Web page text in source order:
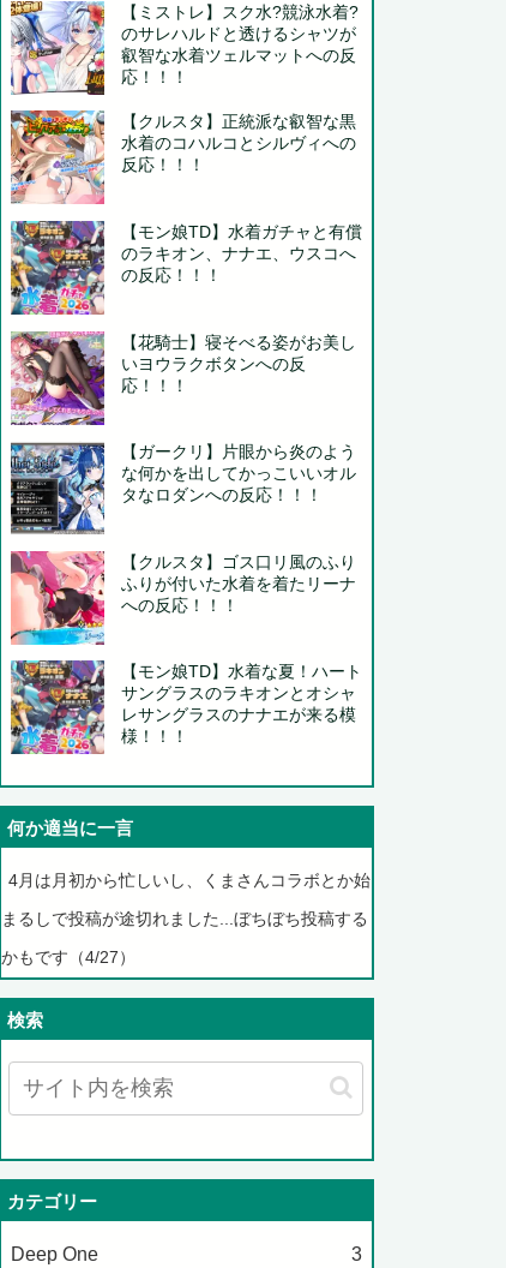
【ミストレ】スク水?競泳水着?
のサレハルドと透けるシャツが
叡智な水着ツェルマットへの反
応！！！
【クルスタ】正統派な叡智な黒
水着のコハルコとシルヴィへの
反応！！！
【モン娘TD】水着ガチャと有償
のラキオン、ナナエ、ウスコへ
の反応！！！
【花騎士】寝そべる姿がお美し
いヨウラクボタンへの反
応！！！
【ガークリ】片眼から炎のよう
な何かを出してかっこいいオル
タなロダンへの反応！！！
【クルスタ】ゴス口リ風のふり
ふりが付いた水着を着たリーナ
への反応！！！
【モン娘TD】水着な夏！ハート
サングラスのラキオンとオシャ
レサングラスのナナエが来る模
様！！！
何か適当に一言
4月は月初から忙しいし、くまさんコラボとか始
まるしで投稿が途切れました...ぼちぼち投稿する
かもです（4/27）
検索
カテゴリー
Deep One 3